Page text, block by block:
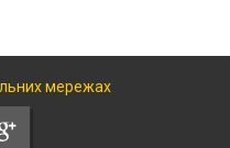
мережах